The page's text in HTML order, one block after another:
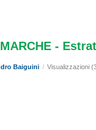
-
Baiguini / Visualizzazioni